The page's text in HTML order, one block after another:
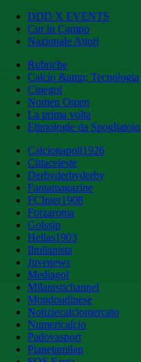
DDD X EVENTS
Cur in Campo
Nazionale Attori
Rubriche
Calcio &amp; Tecnologia
Cinegol
Nomen Omen
La prima volta
Etimologie da Spogliatoio
Calcionapoli1926
Cittaceleste
Derbyderbyderby
Fantamagazine
FCInter1908
Forzaroma
Golssip
Hellas1903
Ilmilanista
Juvenews
Mediagol
Milanistichannel
Mondoudinese
Notiziecalciomercato
Numericalcio
Padovasport
Pianetamilan